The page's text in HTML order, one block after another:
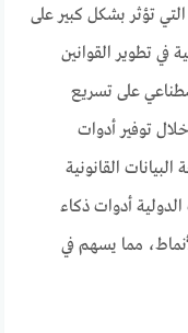
تؤثر بشكل كبير على
في تطوير القوانين
على تسريع
توفير أدوات
القانونية
أدوات ذكاء
مما يسهم في